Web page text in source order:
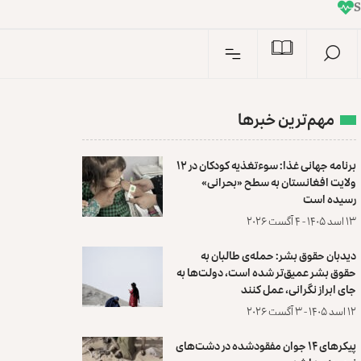
n
I
مهم‌ترین خبرها
برنامه جهانی غذا: سوءتغذیه کودکان در ۱۲
ولایت افغانستان به سطح «بحرانی»
رسیده است
۱۳ اسد ۱۴۰۵ - ۴ آگست ۲۰۲۶
دیدبان حقوق بشر: حمله‌ی طالبان به
حقوق بشر عمیق‌تر شده است، دولت‌ها به
جای ابراز نگرانی، عمل کنند
۱۲ اسد ۱۴۰۵ - ۳ آگست ۲۰۲۶
پیکرهای ۱۴ جوان مفقودشده در دشت‌های